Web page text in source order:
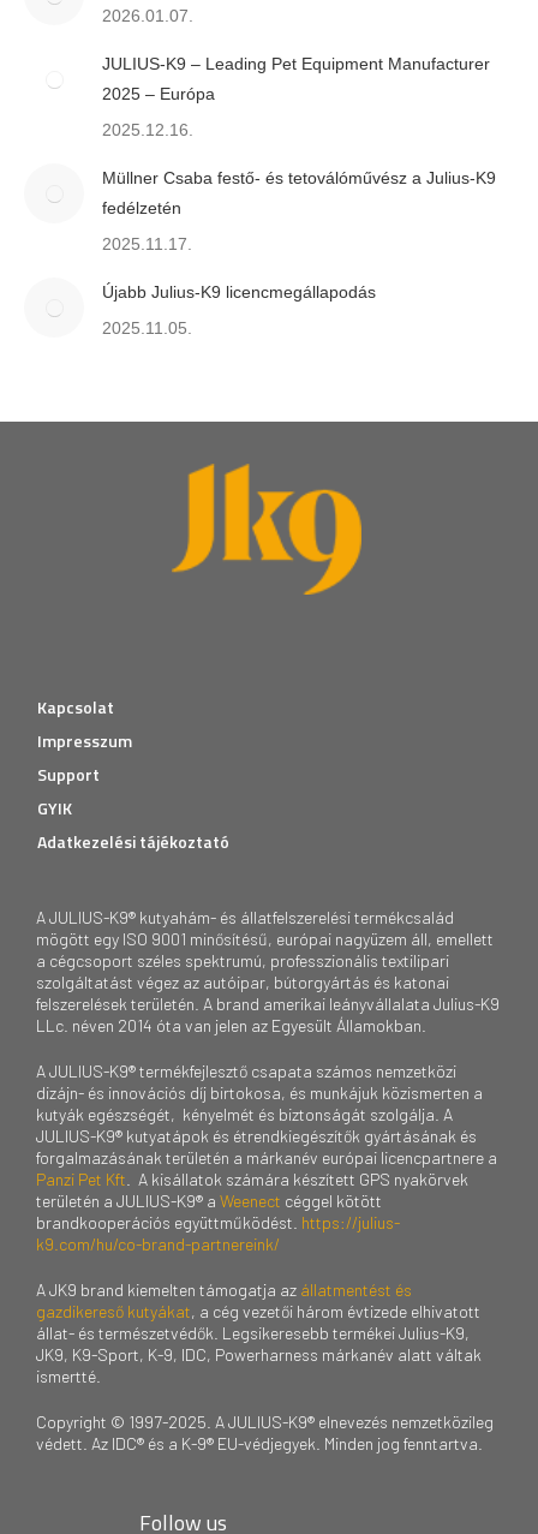
2026.01.07.
JULIUS-K9 – Leading Pet Equipment Manufacturer
2025 – Európa
2025.12.16.
Müllner Csaba festő- és tetoválóművész a Julius-K9
fedélzetén
2025.11.17.
Újabb Julius-K9 licencmegállapodás
2025.11.05.
Kapcsolat
Impresszum
Support
GYIK
Adatkezelési tájékoztató
A JULIUS-K9® kutyahám- és állatfelszerelési termékcsalád
mögött egy ISO 9001 minősítésű, európai nagyüzem áll, emellett
a cégcsoport széles spektrumú, professzionális textilipari
szolgáltatást végez az autóipar, bútorgyártás és katonai
felszerelések területén. A brand amerikai leányvállalata Julius-K9
LLc. néven 2014 óta van jelen az Egyesült Államokban.
A JULIUS-K9® termékfejlesztő csapata számos nemzetközi
dizájn- és innovációs díj birtokosa, és munkájuk közismerten a
kutyák egészségét, kényelmét és biztonságát szolgálja. A
JULIUS-K9® kutyatápok és étrendkiegészítők gyártásának és
forgalmazásának területén a márkanév európai licencpartnere a
Panzi Pet Kft . A kisállatok számára készített GPS nyakörvek
területén a JULIUS-K9® a Weenect céggel kötött
brandkooperációs együttműködést. https://julius-
k9.com/hu/co-brand-partnereink/
A JK9 brand kiemelten támogatja az állatmentést és
gazdikereső kutyákat, a cég vezetői három évtizede elhivatott
állat- és természetvédők. Legsikeresebb termékei Julius-K9,
JK9, K9-Sport, K-9, IDC, Powerharness márkanév alatt váltak
ismertté.
Copyright © 1997-2025. A JULIUS-K9® elnevezés nemzetközileg
védett. Az IDC® és a K-9® EU-védjegyek. Minden jog fenntartva.
Follow us